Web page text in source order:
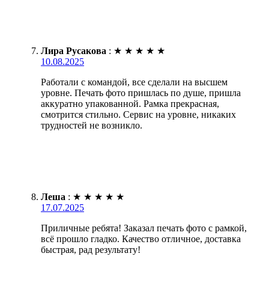
Лира Русакова : ★ ★ ★ ★ ★
10.08.2025
Работали с командой, все сделали на высшем
уровне. Печать фото пришлась по душе, пришла
аккуратно упакованной. Рамка прекрасная,
смотрится стильно. Сервис на уровне, никаких
трудностей не возникло.
Леша : ★ ★ ★ ★ ★
17.07.2025
Приличные ребята! Заказал печать фото с рамкой,
всё прошло гладко. Качество отличное, доставка
быстрая, рад результату!